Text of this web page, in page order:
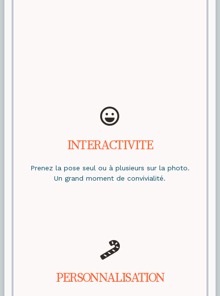
INTERACTIVITE
Prenez la pose seul ou à plusieurs sur la photo.
Un grand moment de convivialité.
PERSONNALISATION